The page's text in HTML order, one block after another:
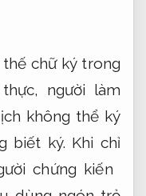
thế chữ ký trong
người làm
không thể ký
biết ký. Khi chỉ
chứng kiến